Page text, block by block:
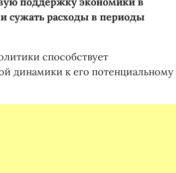
сужать расходы в периоды
способствует
динамики к его потенциальному